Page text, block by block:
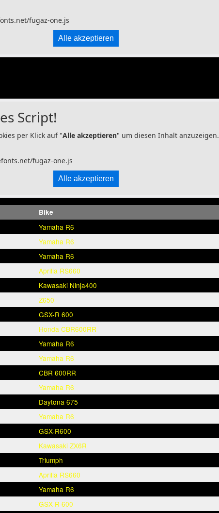
fugaz-one.js
Alle akzeptieren
Script!
per Klick auf "Alle akzeptieren" um diesen Inhalt anzuzeigen.
fugaz-one.js
Alle akzeptieren
Bike
Yamaha R6
Yamaha R6
Yamaha R6
Aprilia RS660
Kawasaki Ninja400
Z650
GSX-R 600
Honda CBR600RR
Yamaha R6
Yamaha R6
CBR 600RR
Yamaha R6
Daytona 675
Yamaha R6
GSX-R600
Kawasaki ZX6R
Triumph
Aprilia RS660
Yamaha R6
GSX-R 600